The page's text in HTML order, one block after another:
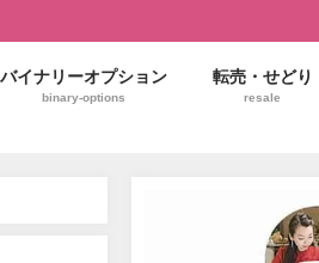
バイナリーオプション
binary-options
転売・せどり
resale